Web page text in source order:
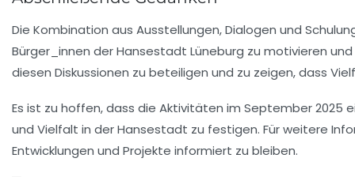
Die Kombination aus Ausstellungen, Dialogen und
Bürger_innen der Hansestadt Lüneburg zu motivieren
diesen Diskussionen zu beteiligen und zu zeigen, dass
Es ist zu hoffen, dass die Aktivitäten im September 2025
und Vielfalt in der Hansestadt zu festigen. Für weitere
Entwicklungen und Projekte informiert zu bleiben.